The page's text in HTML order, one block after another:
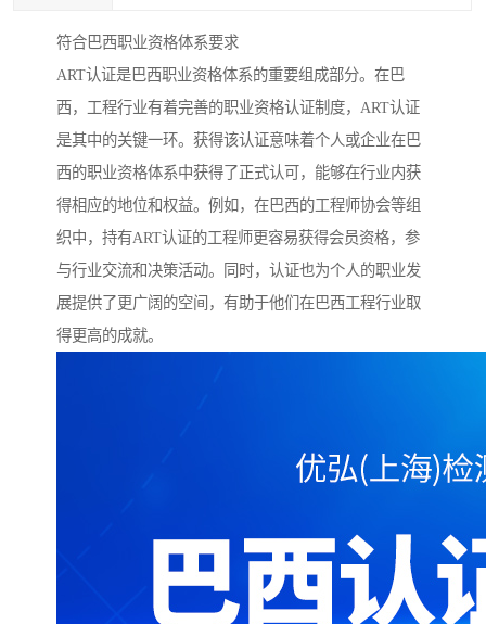
符合巴西职业资格体系要求
ART认证是巴西职业资格体系的重要组成部分。在巴
西，工程行业有着完善的职业资格认证制度，ART认证
是其中的关键一环。获得该认证意味着个人或企业在巴
西的职业资格体系中获得了正式认可，能够在行业内获
得相应的地位和权益。例如，在巴西的工程师协会等组
织中，持有ART认证的工程师更容易获得会员资格，参
与行业交流和决策活动。同时，认证也为个人的职业发
展提供了更广阔的空间，有助于他们在巴西工程行业取
得更高的成就。